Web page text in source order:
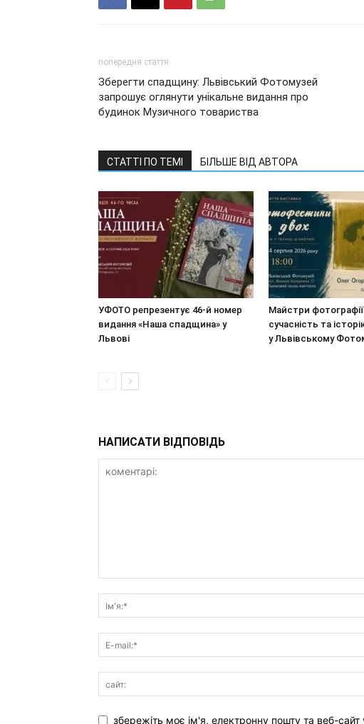
попередня стаття
Зберегти спадщину: Львівський Фотомузей
запрошує оглянути унікальне видання про
будинок Музичного товариства
СТАТТІ ПО ТЕМІ БІЛЬШЕ ВІД АВТОРА
УФОТО репрезентує 46-й номер
видання «Наша спадщина» у
Львові
Майстри
сучасність та
у Львівському
НАПИСАТИ ВІДПОВІДЬ
збережіть моє ім'я, електронну пошту та веб-